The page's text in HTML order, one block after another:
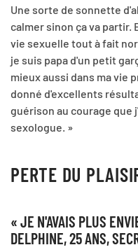
Une sorte de sonnette
calmer sinon ça va partir.
vie sexuelle tout à fait
je suis papa d'un petit
mieux aussi dans ma vie
donné d'excellents
guérison au courage que
sexologue. »
PERTE DU
« JE N'AVAIS PLUS
DELPHINE, 25 ANS,